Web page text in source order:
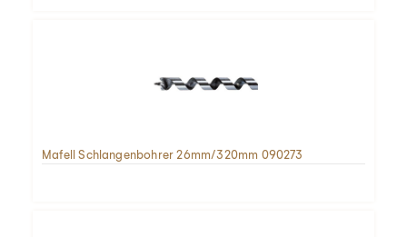
Mafell Schlangenbohrer 26mm/320mm 090273